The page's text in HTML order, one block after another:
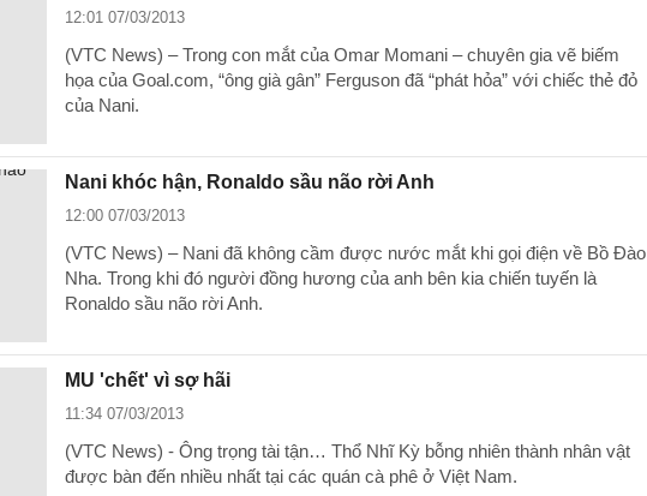
12:01 07/03/2013
(VTC News) – Trong con mắt của Omar Momani – chuyên gia vẽ biếm
họa của Goal.com, “ông già gân” Ferguson đã “phát hỏa” với chiếc thẻ đỏ
của Nani.
Nani khóc hận, Ronaldo sầu não rời Anh
12:00 07/03/2013
(VTC News) – Nani đã không cầm được nước mắt khi gọi điện về Bồ Đào
Nha. Trong khi đó người đồng hương của anh bên kia chiến tuyến là
Ronaldo sầu não rời Anh.
MU 'chết' vì sợ hãi
11:34 07/03/2013
(VTC News) - Ông trọng tài tận… Thổ Nhĩ Kỳ bỗng nhiên thành nhân vật
được bàn đến nhiều nhất tại các quán cà phê ở Việt Nam.